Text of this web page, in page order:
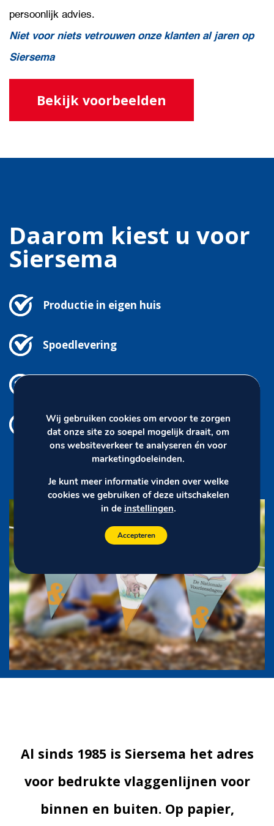
persoonlijk advies.
Niet voor niets vetrouwen onze klanten al jaren op
Siersema
Bekijk voorbeelden
Daarom kiest u voor
Siersema
Productie in eigen huis
Spoedlevering
Meters tot kilometers
Al sinds 1985 is Siersema het adres
voor bedrukte vlaggenlijnen voor
binnen en buiten. Op papier,
Wij gebruiken cookies om ervoor te zorgen
dat onze site zo soepel mogelijk draait, om
ons websiteverkeer te analyseren én voor
marketingdoeleinden.
Je kunt meer informatie vinden over welke
cookies we gebruiken of deze uitschakelen
in de instellingen.
Accepteren